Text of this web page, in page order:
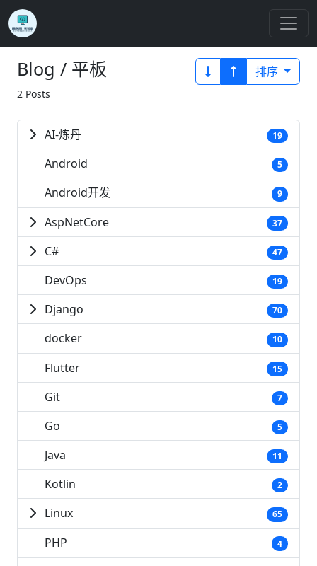
Blog / 平板
2 Posts
排序
AI-炼丹 19
Android 5
Android开发 9
AspNetCore 37
C# 47
DevOps 19
Django 70
docker 10
Flutter 15
Git 7
Go 5
Java 11
Kotlin 2
Linux 65
PHP 4